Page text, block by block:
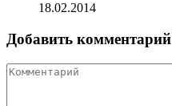
18.02.2014
Добавить комментарий